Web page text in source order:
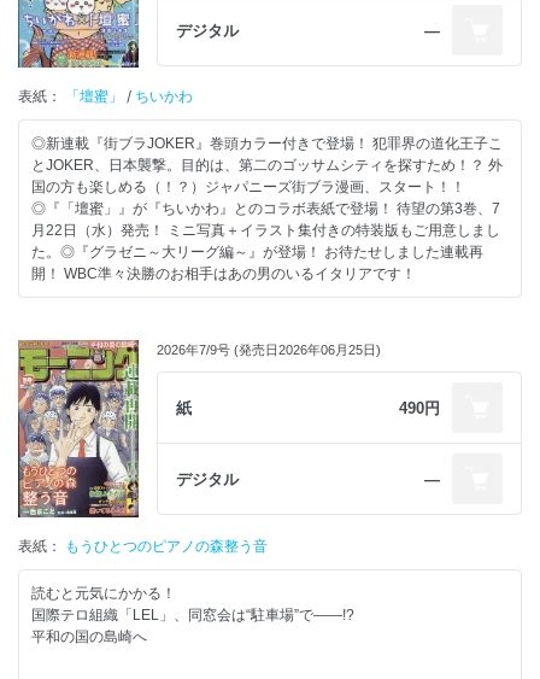
デジタル ―
表紙： 「壇蜜」 / ちいかわ
◎新連載『街ブラJOKER』巻頭カラー付きで登場！ 犯罪界の道化王子こ
とJOKER、日本襲撃。目的は、第二のゴッサムシティを探すため！？ 外
国の方も楽しめる（！？）ジャパニーズ街ブラ漫画、スタート！！
◎『「壇蜜」』が『ちいかわ』とのコラボ表紙で登場！ 待望の第3巻、7
月22日（水）発売！ ミニ写真＋イラスト集付きの特装版もご用意しまし
た。◎『グラゼニ～大リーグ編～』が登場！ お待たせしました連載再
開！ WBC準々決勝のお相手はあの男のいるイタリアです！
2026年7/9号 (発売日2026年06月25日)
紙 490円
デジタル ―
表紙： もうひとつのピアノの森整う音
読むと元気にかかる！
国際テロ組織「LEL」、同窓会は“駐車場”で――!?
平和の国の島崎へ